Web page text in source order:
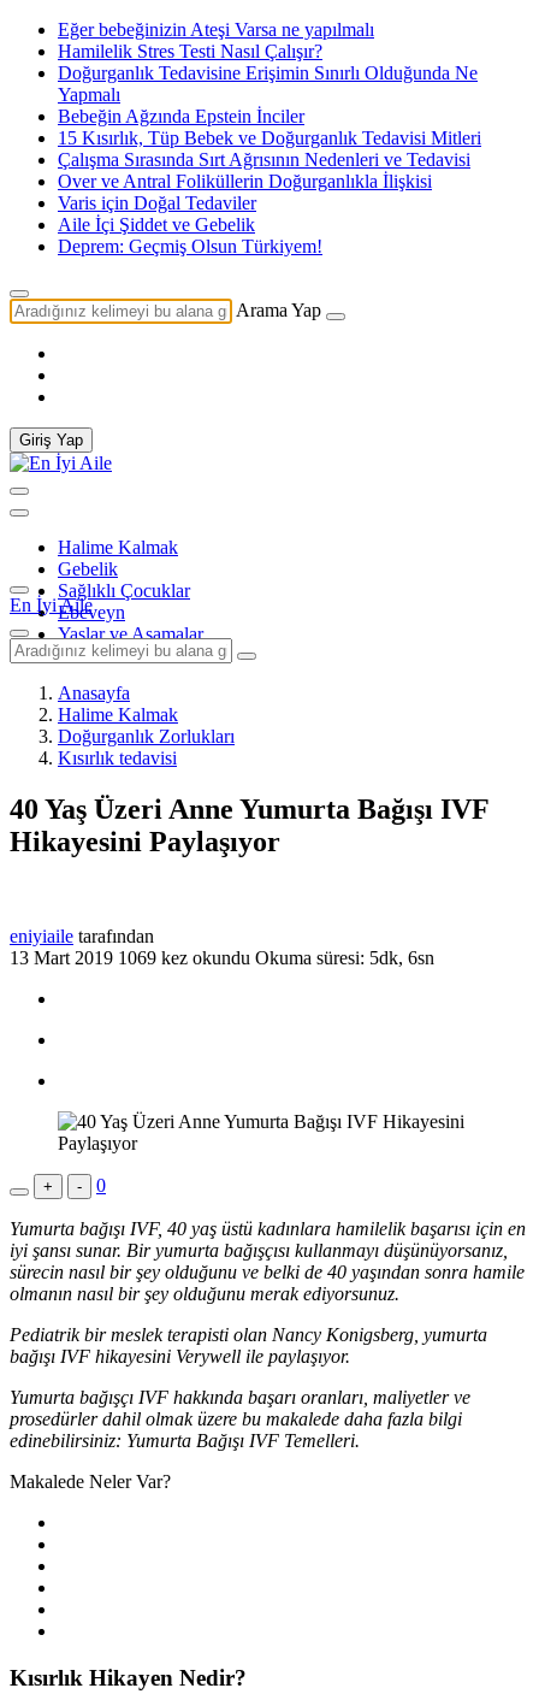
Eğer bebeğinizin Ateşi Varsa ne yapılmalı
Hamilelik Stres Testi Nasıl Çalışır?
Doğurganlık Tedavisine Erişimin Sınırlı Olduğunda Ne
Yapmalı
Bebeğin Ağzında Epstein İnciler
15 Kısırlık, Tüp Bebek ve Doğurganlık Tedavisi Mitleri
Çalışma Sırasında Sırt Ağrısının Nedenleri ve Tedavisi
Over ve Antral Foliküllerin Doğurganlıkla İlişkisi
Varis için Doğal Tedaviler
Aile İçi Şiddet ve Gebelik
Deprem: Geçmiş Olsun Türkiyem!
Arama Yap
Giriş Yap
Halime Kalmak
Gebelik
Sağlıklı Çocuklar
Ebeveyn
Yaşlar ve Aşamalar
En İyi Aile
Anasayfa
Halime Kalmak
Doğurganlık Zorlukları
Kısırlık tedavisi
40 Yaş Üzeri Anne Yumurta Bağışı IVF
Hikayesini Paylaşıyor
eniyiaile tarafından
13 Mart 2019 1069 kez okundu Okuma süresi: 5dk, 6sn
+ - 0
Yumurta bağışı IVF, 40 yaş üstü kadınlara hamilelik başarısı için en
iyi şansı sunar. Bir yumurta bağışçısı kullanmayı düşünüyorsanız,
sürecin nasıl bir şey olduğunu ve belki de 40 yaşından sonra hamile
olmanın nasıl bir şey olduğunu merak ediyorsunuz.
Pediatrik bir meslek terapisti olan Nancy Konigsberg, yumurta
bağışı IVF hikayesini Verywell ile paylaşıyor.
Yumurta bağışçı IVF hakkında başarı oranları, maliyetler ve
prosedürler dahil olmak üzere bu makalede daha fazla bilgi
edinebilirsiniz: Yumurta Bağışı IVF Temelleri.
Makalede Neler Var?
Kısırlık Hikayen Nedir?